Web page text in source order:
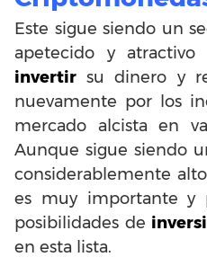
Este sigue siendo un
apetecido y atractivo
invertir su dinero y
nuevamente por los
mercado alcista en
Aunque sigue siendo
considerablemente
es muy importante y
posibilidades de
en esta lista.